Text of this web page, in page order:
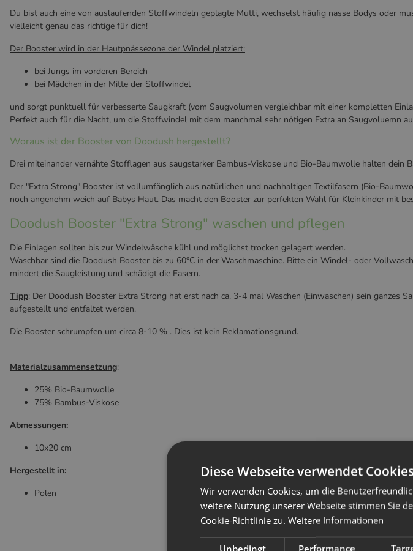
Du bist auch eine von auslaufenden Stoffwindeln geplagte Mutti, wechselst häufig nasse Bodys oder
vielleicht genau das richtige für dich!
Der Booster wird in der Hautpnässezone der Windel platziert:
bei Jungs im vorderen Bereich
bei Mädchen in der Mitte der Stoffwindel
und sorgt punktuell für verbesserte Saugkraft (vom Saugvolumen vergleichbar mit einer kompletten
Perfekt auch für die Nacht, um die Stoffwindel mit dem manchmal sehr nötigen Extra an Saugvoluemn
Woraus ist der Booster von Doodush hergestellt?
Drei miteinander vernähte Stofflagen aus saugstarker Bambus-Viskose und Bio-Baumwolle halten dein
Der "Extra Strong" Booster ist vollumfänglich aus natürlichen und nachhaltigen Textilfasern (Bio-
noch angenehm weich auf Babys Haut. Das macht den Booster zur perfekten Wahl für Kleinkinder mit
Doodush Booster "Extra Strong" waschen und pflegen
Die Einlagen sollten bis zur Windelwäsche kühl und möglichst trocken gelagert werden.
Waschbar sind die Doodush Booster bis zu 60°C in der Waschmaschine. Bitte ein Windel- oder
mindert die Saugleistung und schädigt die Fasern.
Tipp: Der Doodush Booster Extra Strong hat erst nach ca. 3-4 mal Waschen (Einwaschen) sein ganzes
aufgestellt und entfaltet werden.
Die Booster schrumpfen um circa 8-10 % . Dies ist kein Reklamationsgrund.
Materialzusammensetzung:
25% Bio-Baumwolle
75% Bambus-Viskose
Abmessungen:
10x20 cm
Hergestellt in:
Polen
Diese Webseite verwendet
Wir verwenden Cookies, um die
weitere Nutzung unserer Webseite stimmen Sie
Cookie-Richtlinie zu. Weitere Informationen
Unbedingt
Performance